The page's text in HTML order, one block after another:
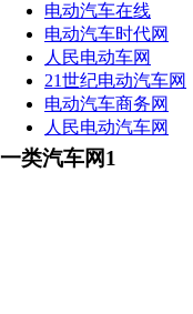
电动汽车在线
电动汽车时代网
人民电动车网
21世纪电动汽车网
电动汽车商务网
人民电动汽车网
一类汽车网1